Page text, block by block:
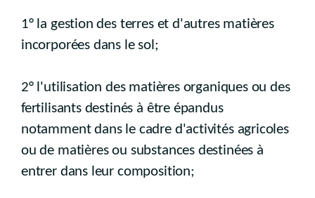
1° la gestion des terres et d'autres matières
incorporées dans le sol;
2° l'utilisation des matières organiques ou des
fertilisants destinés à être épandus
notamment dans le cadre d'activités agricoles
ou de matières ou substances destinées à
entrer dans leur composition;